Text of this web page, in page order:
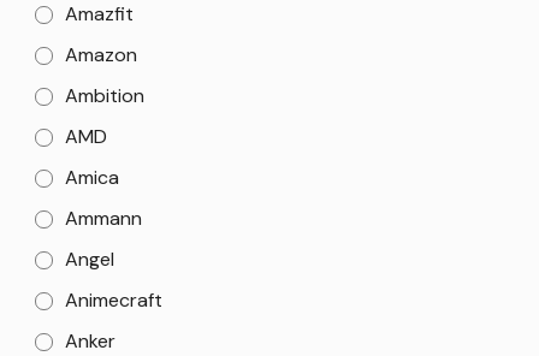
Amazfit
Amazon
Ambition
AMD
Amica
Ammann
Angel
Animecraft
Anker